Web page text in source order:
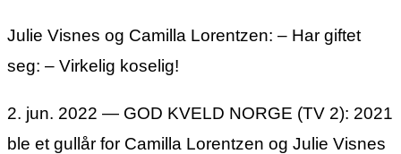
Julie Visnes og Camilla Lorentzen: – Har giftet
seg: – Virkelig koselig!
2. jun. 2022 — GOD KVELD NORGE (TV 2): 2021
ble et gullår for Camilla Lorentzen og Julie Visnes